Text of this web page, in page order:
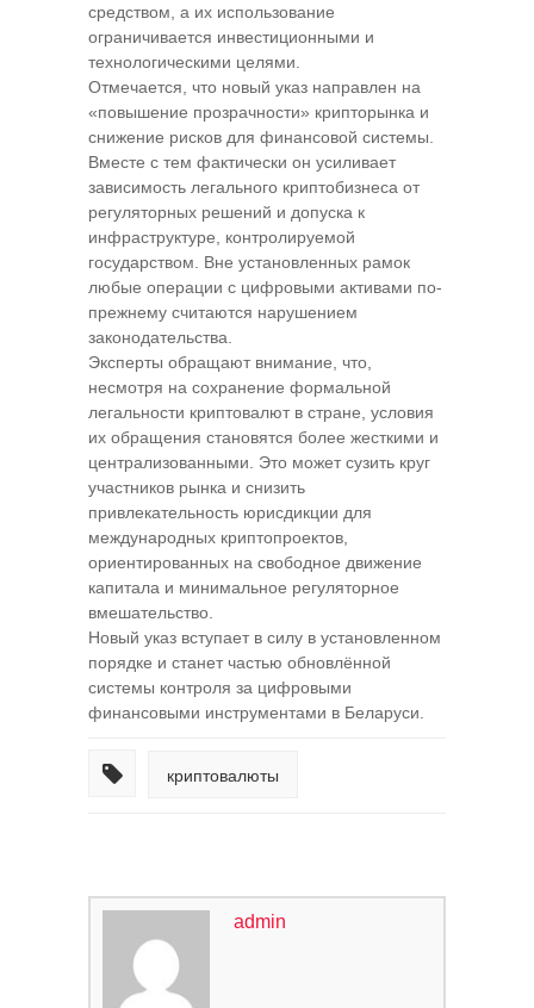
средством, а их использование
ограничивается инвестиционными и
технологическими целями.
Отмечается, что новый указ направлен на
«повышение прозрачности» крипторынка и
снижение рисков для финансовой системы.
Вместе с тем фактически он усиливает
зависимость легального криптобизнеса от
регуляторных решений и допуска к
инфраструктуре, контролируемой
государством. Вне установленных рамок
любые операции с цифровыми активами по-
прежнему считаются нарушением
законодательства.
Эксперты обращают внимание, что,
несмотря на сохранение формальной
легальности криптовалют в стране, условия
их обращения становятся более жесткими и
централизованными. Это может сузить круг
участников рынка и снизить
привлекательность юрисдикции для
международных криптопроектов,
ориентированных на свободное движение
капитала и минимальное регуляторное
вмешательство.
Новый указ вступает в силу в установленном
порядке и станет частью обновлённой
системы контроля за цифровыми
финансовыми инструментами в Беларуси.
криптовалюты
admin